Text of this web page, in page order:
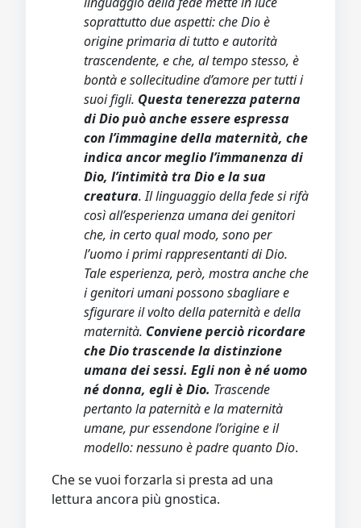
soprattutto due aspetti: che Dio è
origine primaria di tutto e autorità
trascendente, e che, al tempo stesso, è
bontà e sollecitudine d’amore per tutti i
suoi figli. Questa tenerezza paterna
di Dio può anche essere espressa
con l’immagine della maternità, che
indica ancor meglio l’immanenza di
Dio, l’intimità tra Dio e la sua
creatura. Il linguaggio della fede si rifà
così all’esperienza umana dei genitori
che, in certo qual modo, sono per
l’uomo i primi rappresentanti di Dio.
Tale esperienza, però, mostra anche che
i genitori umani possono sbagliare e
sfigurare il volto della paternità e della
maternità. Conviene perciò ricordare
che Dio trascende la distinzione
umana dei sessi. Egli non è né uomo
né donna, egli è Dio. Trascende
pertanto la paternità e la maternità
umane, pur essendone l’origine e il
modello: nessuno è padre quanto Dio.
Che se vuoi forzarla si presta ad una
lettura ancora più gnostica.